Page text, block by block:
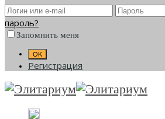
пароль?
Запомнить меня
Регистрация